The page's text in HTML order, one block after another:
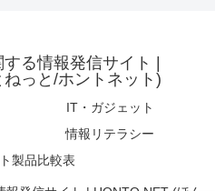
る情報発信サイト |
っと/ホントネット)
IT・ガジェット
情報リテラシー
製品比較表